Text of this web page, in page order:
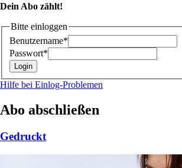
Dein Abo zählt!
Bitte einloggen
Benutzername*
Passwort*
Hilfe bei Einlog-Problemen
Abo abschließen
Gedruckt